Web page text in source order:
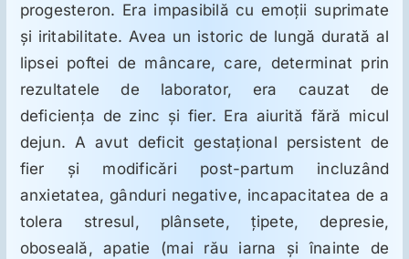
progesteron. Era impasibilă cu emoţii suprimate
şi iritabilitate. Avea un istoric de lungă durată al
lipsei poftei de mâncare, care, determinat prin
rezultatele de laborator, era cauzat de
deficienţa de zinc şi fier. Era aiurită fără micul
dejun. A avut deficit gestaţional persistent de
fier şi modificări post-partum incluzând
anxietatea, gânduri negative, incapacitatea de a
tolera stresul, plânsete, ţipete, depresie,
oboseală, apatie (mai rău iarna şi înainte de